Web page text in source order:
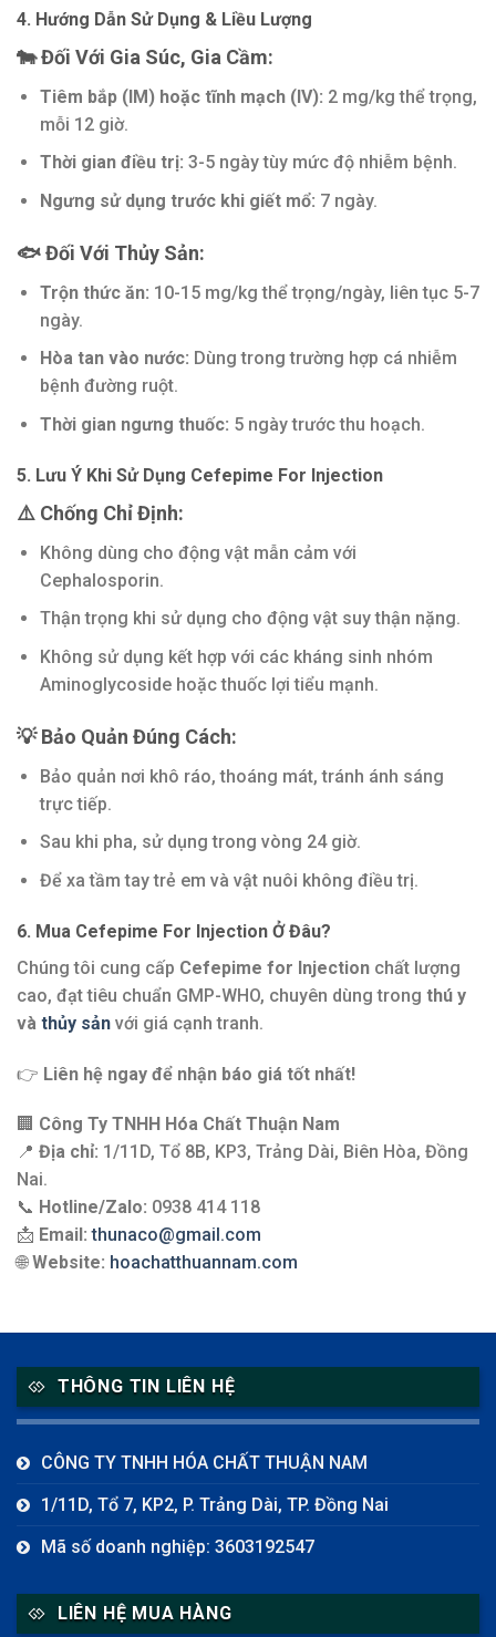
4. Hướng Dẫn Sử Dụng & Liều Lượng
🐄 Đối Với Gia Súc, Gia Cầm:
Tiêm bắp (IM) hoặc tĩnh mạch (IV): 2 mg/kg thể trọng,
mỗi 12 giờ.
Thời gian điều trị: 3-5 ngày tùy mức độ nhiễm bệnh.
Ngưng sử dụng trước khi giết mổ: 7 ngày.
🐟 Đối Với Thủy Sản:
Trộn thức ăn: 10-15 mg/kg thể trọng/ngày, liên tục 5-7
ngày.
Hòa tan vào nước: Dùng trong trường hợp cá nhiễm
bệnh đường ruột.
Thời gian ngưng thuốc: 5 ngày trước thu hoạch.
5. Lưu Ý Khi Sử Dụng Cefepime For Injection
⚠️ Chống Chỉ Định:
Không dùng cho động vật mẫn cảm với
Cephalosporin.
Thận trọng khi sử dụng cho động vật suy thận nặng.
Không sử dụng kết hợp với các kháng sinh nhóm
Aminoglycoside hoặc thuốc lợi tiểu mạnh.
💡 Bảo Quản Đúng Cách:
Bảo quản nơi khô ráo, thoáng mát, tránh ánh sáng
trực tiếp.
Sau khi pha, sử dụng trong vòng 24 giờ.
Để xa tầm tay trẻ em và vật nuôi không điều trị.
6. Mua Cefepime For Injection Ở Đâu?
Chúng tôi cung cấp Cefepime for Injection chất lượng
cao, đạt tiêu chuẩn GMP-WHO, chuyên dùng trong thú y
và thủy sản với giá cạnh tranh.
👉 Liên hệ ngay để nhận báo giá tốt nhất!
🏢 Công Ty TNHH Hóa Chất Thuận Nam
📍 Địa chỉ: 1/11D, Tổ 8B, KP3, Trảng Dài, Biên Hòa, Đồng
Nai.
📞 Hotline/Zalo: 0938 414 118
📩 Email: thunaco@gmail.com
🌐Website: hoachatthuannam.com
THÔNG TIN LIÊN HỆ
CÔNG TY TNHH HÓA CHẤT THUẬN NAM
1/11D, Tổ 7, KP2, P. Trảng Dài, TP. Đồng Nai
Mã số doanh nghiệp: 3603192547
LIÊN HỆ MUA HÀNG